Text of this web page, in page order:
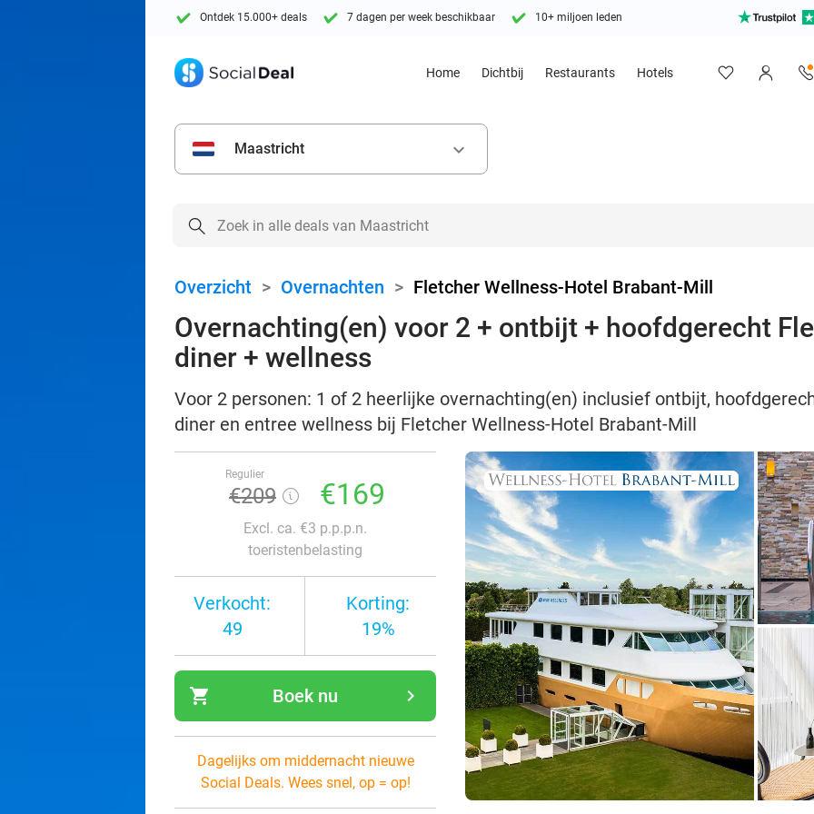
Ontdek 15.000+ deals 7 dagen per week beschikbaar 10+ miljoen leden
Home Dichtbij Restaurants Hotels
Maastricht keyboard_arrow_down
Overzicht > Overnachten > Fletcher Wellness-Hotel Brabant-Mill
Overnachting(en) voor 2 + ontbijt + hoofdgerecht
diner + wellness
Voor 2 personen: 1 of 2 heerlijke overnachting(en) inclusief ontbijt,
diner en entree wellness bij Fletcher Wellness-Hotel Brabant-Mill
Regulier
€209 €169
Excl. ca. €3 p.p.p.n.
toeristenbelasting
Verkocht:
49
Korting:
19%
shopping_cart navigate_next
Boek nu
Dagelijks om middernacht nieuwe
Social Deals. Wees snel, op = op!